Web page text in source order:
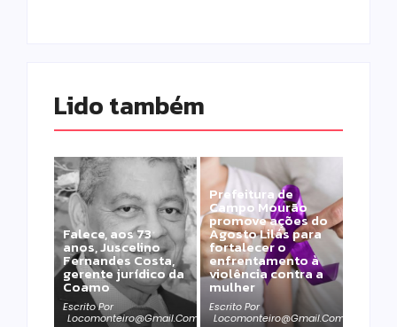
Lido também
Falece, aos 73
anos, Juscelino
Fernandes Costa,
gerente jurídico da
Coamo
Escrito Por
Locomonteiro@gmail.com
Prefeitura de
Campo Mourão
promove ações do
Agosto Lilás para
fortalecer o
enfrentamento à
violência contra a
mulher
Escrito Por
Locomonteiro@gmail.com